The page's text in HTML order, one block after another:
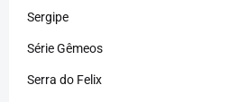
Sergipe
Série Gêmeos
Serra do Felix